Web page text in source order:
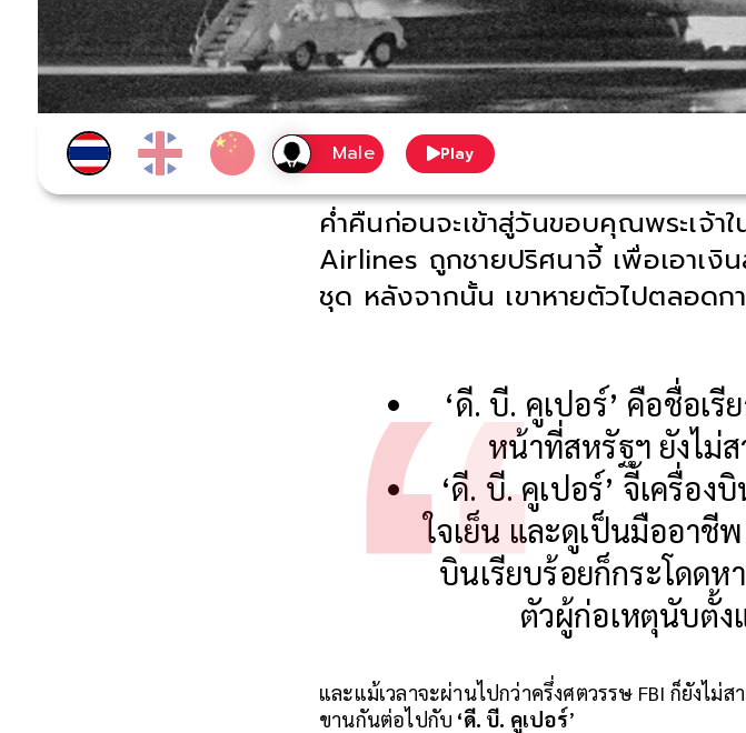
Play
ค่ำคืนก่อนจะเข้าสู่วันขอบคุณพระเจ้า
Airlines ถูกชายปริศนาจี้ เพื่อเอาเ
ชุด หลังจากนั้น เขาหายตัวไปตลอดกา
‘ดี. บี. คูเปอร์’ คือชื่อเ
หน้าที่สหรัฐฯ ยังไม่
‘ดี. บี. คูเปอร์’ จี้เครื่อง
ใจเย็น และดูเป็นมืออาชี
บินเรียบร้อยก็กระโดดห
ตัวผู้ก่อเหตุนับตั้
และแม้เวลาจะผ่านไปกว่าครึ่งศตวรรษ FBI ก็ยังไม่
ขานกันต่อไปกับ ‘ดี. บี. คูเปอร์’